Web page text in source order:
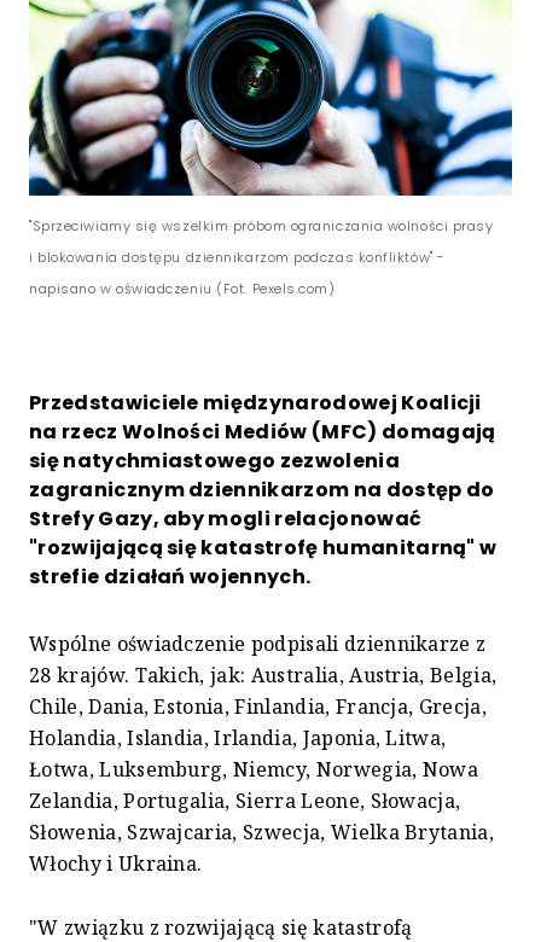
"Sprzeciwiamy się wszelkim próbom ograniczania wolności prasy
i blokowania dostępu dziennikarzom podczas konfliktów" -
napisano w oświadczeniu (Fot. Pexels.com)
Przedstawiciele międzynarodowej Koalicji
na rzecz Wolności Mediów (MFC) domagają
się natychmiastowego zezwolenia
zagranicznym dziennikarzom na dostęp do
Strefy Gazy, aby mogli relacjonować
"rozwijającą się katastrofę humanitarną" w
strefie działań wojennych.
Wspólne oświadczenie podpisali dziennikarze z
28 krajów. Takich, jak: Australia, Austria, Belgia,
Chile, Dania, Estonia, Finlandia, Francja, Grecja,
Holandia, Islandia, Irlandia, Japonia, Litwa,
Łotwa, Luksemburg, Niemcy, Norwegia, Nowa
Zelandia, Portugalia, Sierra Leone, Słowacja,
Słowenia, Szwajcaria, Szwecja, Wielka Brytania,
Włochy i Ukraina.
"W związku z rozwijającą się katastrofą